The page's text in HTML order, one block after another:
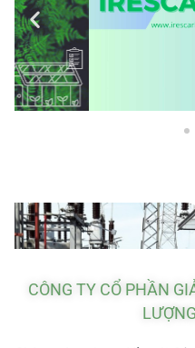
CÔNG TY CỔ PHẦN